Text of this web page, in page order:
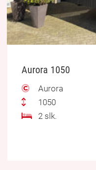
Aurora 1050
Aurora
1050
2 slk.